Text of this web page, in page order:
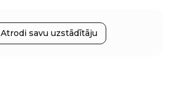
Atrodi savu uzstādītāju